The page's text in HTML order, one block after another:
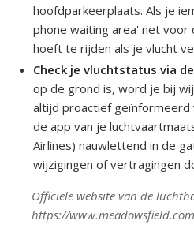
hoofdparkeerplaats. Als je
phone waiting area' net
hoeft te rijden als je vlucht
Check je vluchtstatus via
op de grond is, word je bij
altijd proactief geïnformeerd
de app van je
Airlines) nauwlettend in de
wijzigingen of vertragingen
Officiële website van de
https://